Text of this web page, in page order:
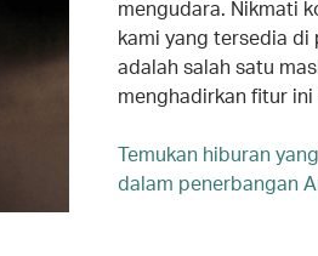
mengudara. Nikmati
kami yang tersedia
adalah salah satu
menghadirkan fitur
Temukan hiburan
dalam penerbangan